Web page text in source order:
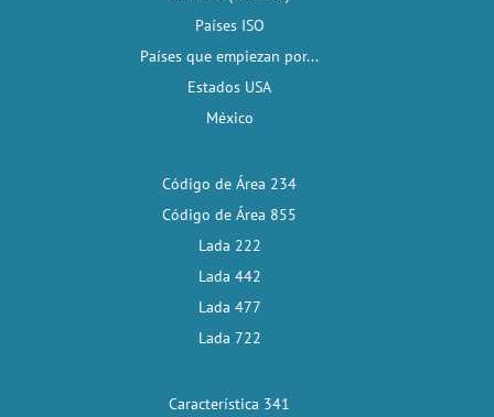
Países ISO
Países que empiezan por...
Estados USA
México
Código de Área 234
Código de Área 855
Lada 222
Lada 442
Lada 477
Lada 722
Característica 341